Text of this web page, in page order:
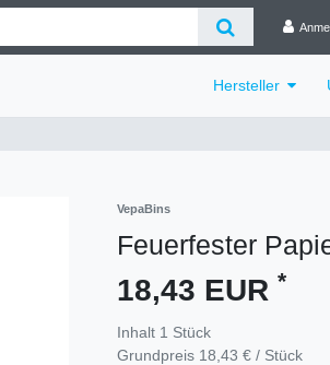
Hersteller
VepaBins
Feuerfester
18,43 EUR *
Inhalt 1 Stück
Grundpreis 18,43 € / Stück